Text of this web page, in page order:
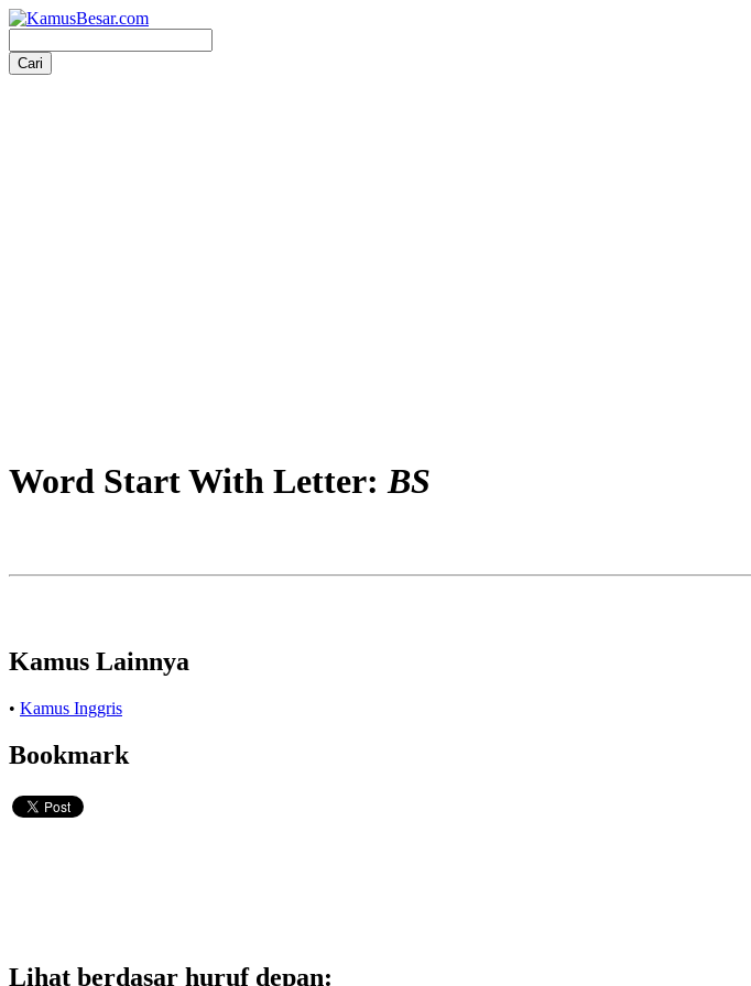
Word Start With Letter:BS
Kamus Lainnya
• Kamus Inggris
Bookmark
Lihat berdasar huruf depan: